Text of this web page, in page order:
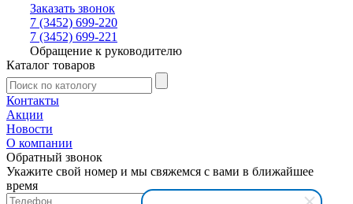
Заказать звонок
7 (3452) 699-220
7 (3452) 699-221
Обращение к руководителю
Каталог товаров
Контакты
Акции
Новости
О компании
Обратный звонок
Укажите свой номер и мы свяжемся с вами в ближайшее
время